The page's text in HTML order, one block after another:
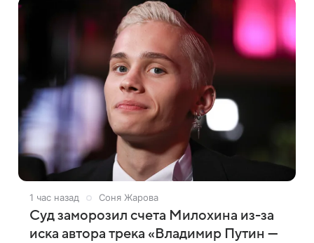
1 час назад Соня Жарова
Суд заморозил счета Милохина из-за
иска автора трека «Владимир Путин —